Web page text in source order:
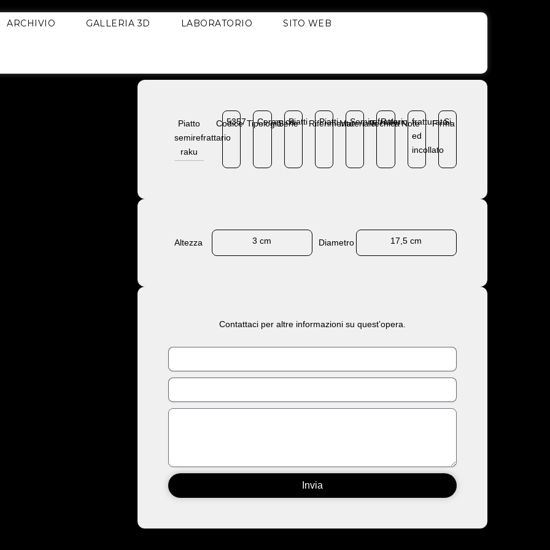
ARCHIVIO GALLERIA 3D LABORATORIO SITO WEB
Piatto
semirefrattario
raku
Codice
5357Tipologia
Ceramica
SeriePiatti Riferimento
PiattiMateriale
Semirefrattario
Tecnica
RakuNotefratturato
ed
incollato
Firma
Si
Altezza 3 cm Diametro 17,5 cm
Contattaci per altre informazioni su quest’opera.
Nome
Email
Messaggio
Invia